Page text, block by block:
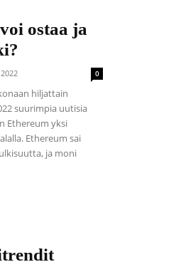
ostaa ja
0
hiljattain
suurimpia uutisia
Ethereum yksi
Ethereum sai
ja moni